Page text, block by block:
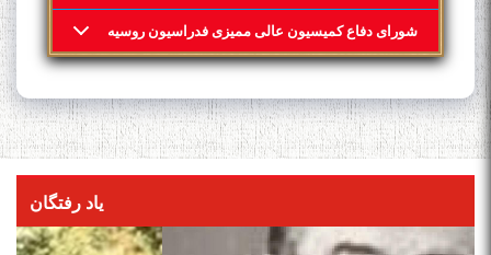
شورای دفاع کمیسیون عالی ممیزی فدراسیون روسیه
یاد رفتگان